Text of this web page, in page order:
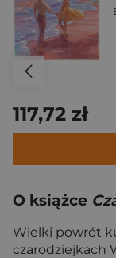
117,72 zł
O książce
Wielki powrót
czarodziejkach